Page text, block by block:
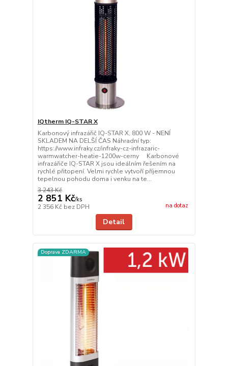
IQtherm IQ-STAR X
Karbonový infrazářič IQ-STAR X, 800 W - NENÍ
SKLADEM NA DELŠÍ ČAS Náhradní typ:
https://www.infraky.cz/infraky-cz-infrazaric-
warmwatcher-heatie-1200w-cerny Karbonové
infrazářiče IQ-STAR X jsou ideálním řešením na
rychlé přitopení. Velmi rychle vytvoří příjemnou
tepelnou pohodu doma i venku na te...
3 243 Kč
2 851 Kč/ks
2 356 Kč bez DPH na dotaz
Detail
Doprava ZDARMA